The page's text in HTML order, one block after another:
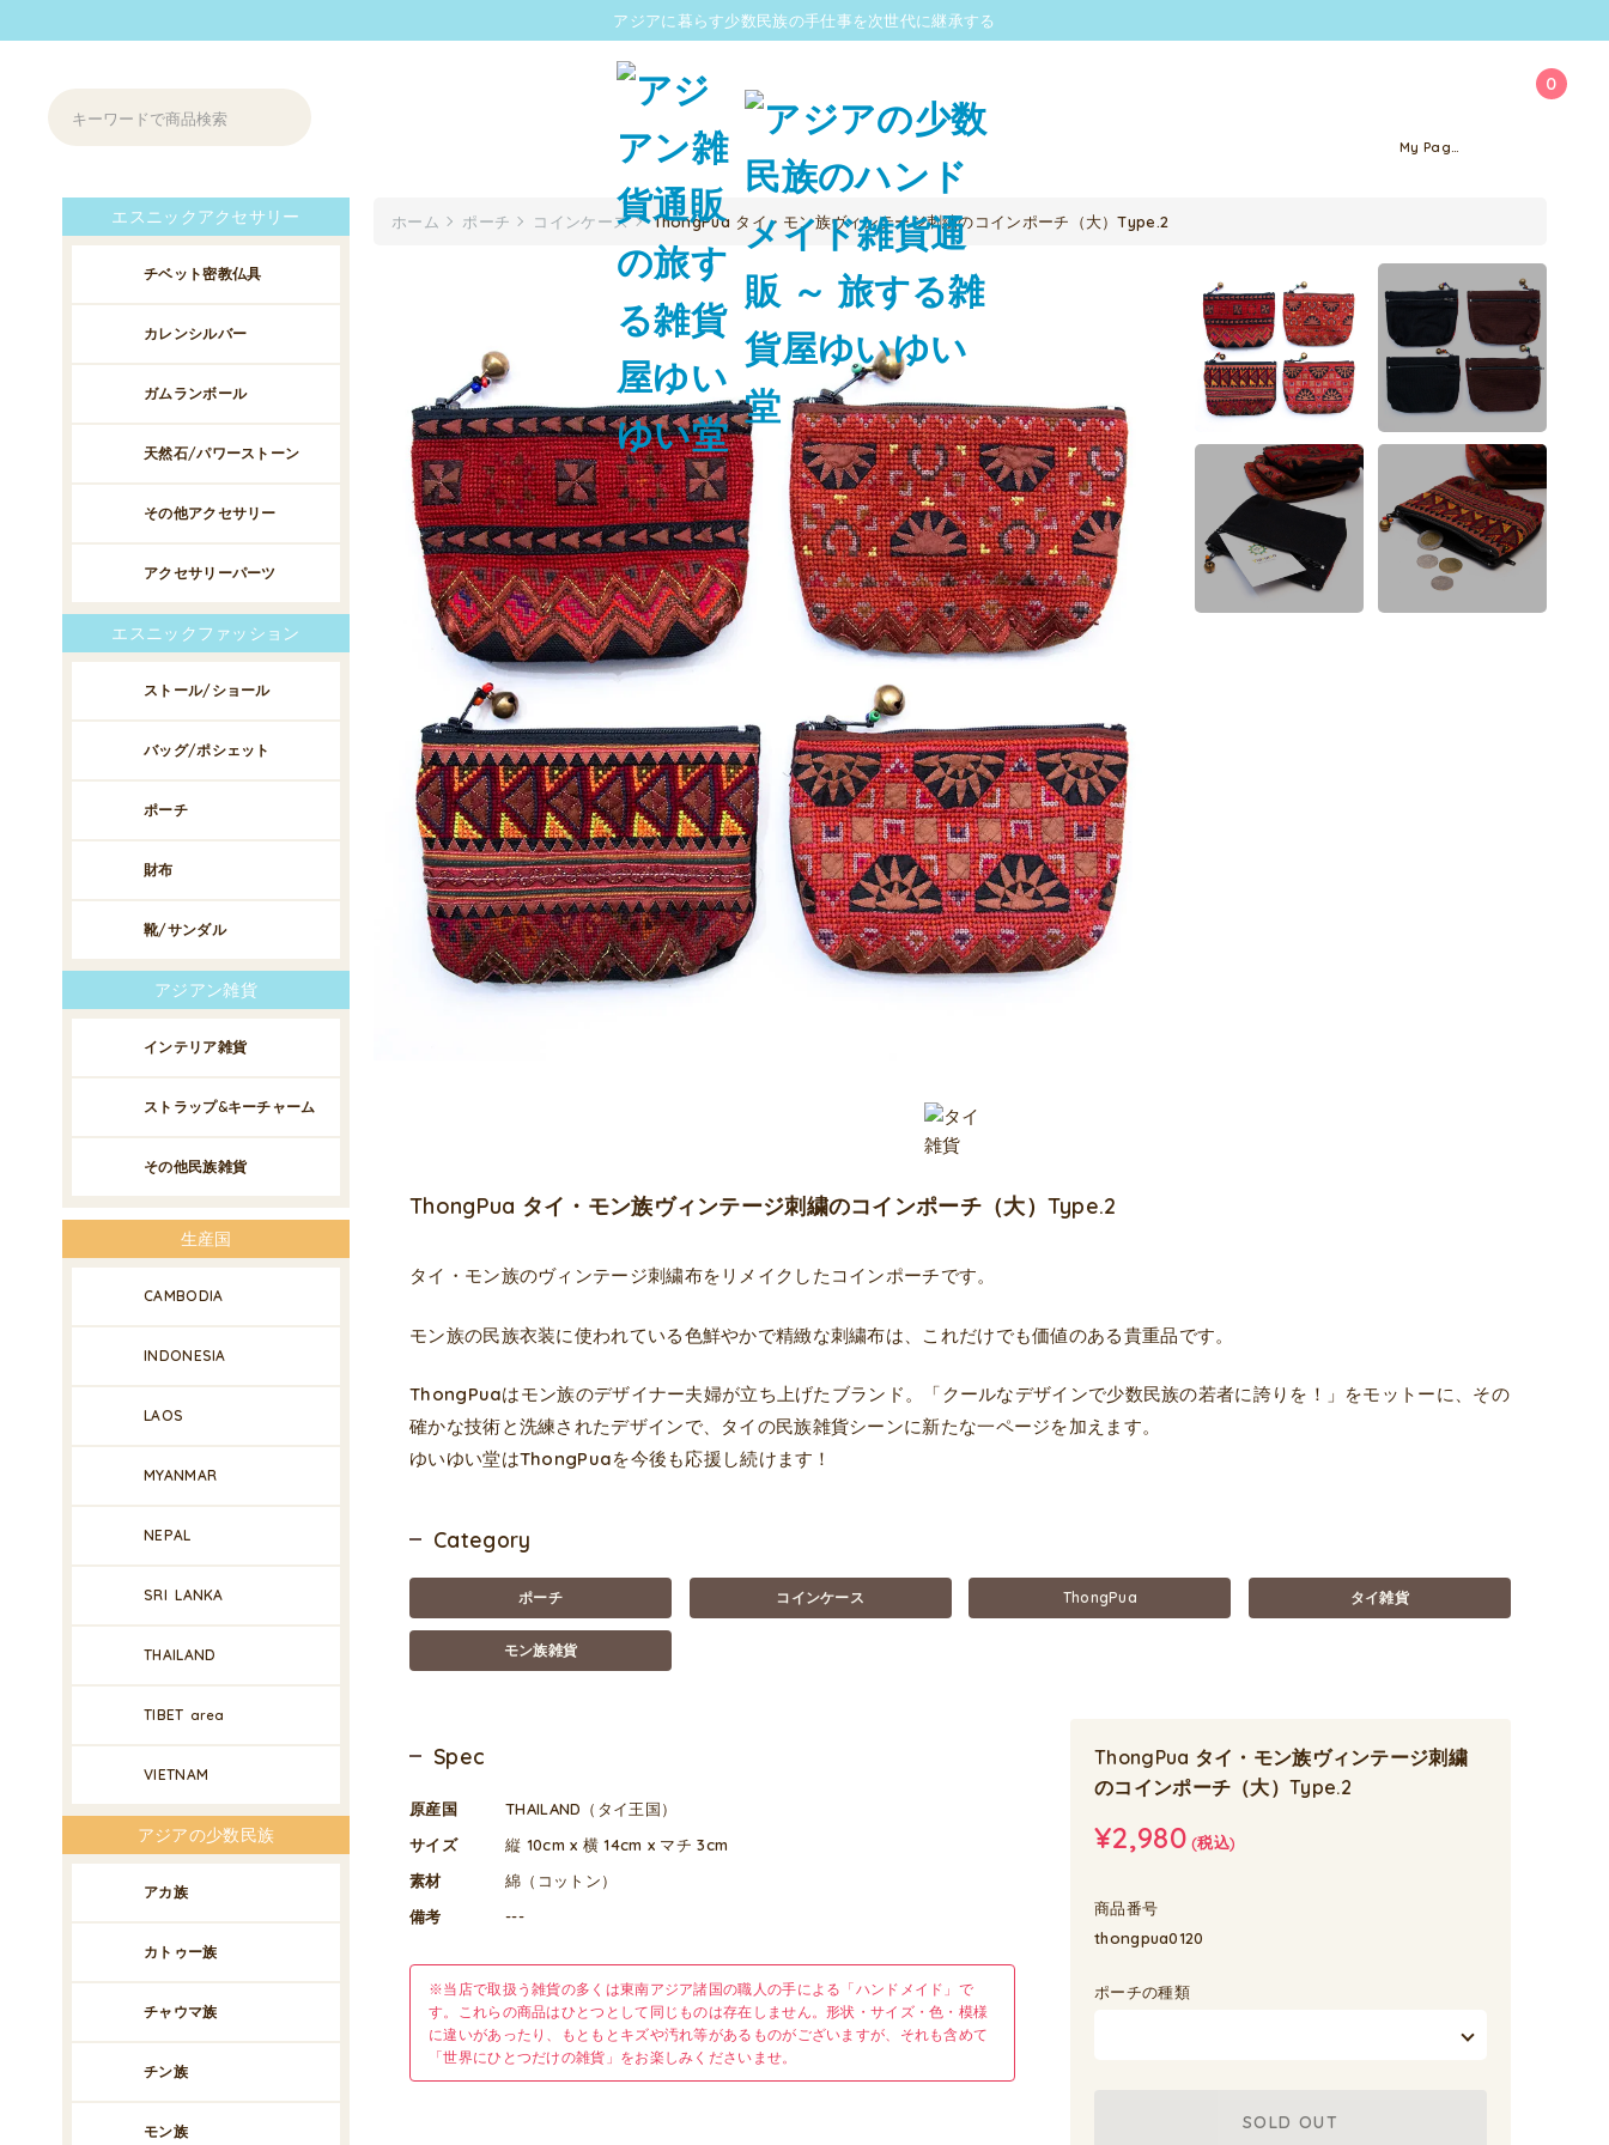
アジアに暮らす少数民族の手仕事を次世代に継承する
0
My Page
ホーム ポーチ コインケース ThongPua タイ・モン族ヴィンテージ刺繍のコインポーチ（大）Type.2
ThongPua タイ・モン族ヴィンテージ刺繍のコインポーチ（大）Type.2
タイ・モン族のヴィンテージ刺繍布をリメイクしたコインポーチです。
モン族の民族衣装に使われている色鮮やかで精緻な刺繍布は、これだけでも価値のある貴重品です。
ThongPuaはモン族のデザイナー夫婦が立ち上げたブランド。「クールなデザインで少数民族の若者に誇りを！」をモットーに、その
確かな技術と洗練されたデザインで、タイの民族雑貨シーンに新たな一ページを加えます。
ゆいゆい堂はThongPuaを今後も応援し続けます！
Category
ポーチ コインケース ThongPua タイ雑貨
モン族雑貨
Spec
原産国
THAILAND（タイ王国）
サイズ
縦 10cm x 横 14cm x マチ 3cm
素材
綿（コットン）
備考
---
※当店で取扱う雑貨の多くは東南アジア諸国の職人の手による「ハンドメイド」で
す。これらの商品はひとつとして同じものは存在しません。形状・サイズ・色・模様
に違いがあったり、もともとキズや汚れ等があるものがございますが、それも含めて
「世界にひとつだけの雑貨」をお楽しみくださいませ。
ThongPua タイ・モン族ヴィンテージ刺繍
のコインポーチ（大）Type.2
¥2,980(税込)
商品番号
thongpua0120
ポーチの種類
SOLD OUT
エスニックアクセサリー
チベット密教仏具
カレンシルバー
ガムランボール
天然石/パワーストーン
その他アクセサリー
アクセサリーパーツ
エスニックファッション
ストール/ショール
バッグ/ポシェット
ポーチ
財布
靴/サンダル
アジアン雑貨
インテリア雑貨
ストラップ&キーチャーム
その他民族雑貨
生産国
CAMBODIA
INDONESIA
LAOS
MYANMAR
NEPAL
SRI LANKA
THAILAND
TIBET area
VIETNAM
アジアの少数民族
アカ族
カトゥー族
チャウマ族
チン族
モン族